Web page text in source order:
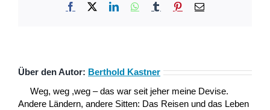
Facebook LinkedInWhatsApp
Tumblr Pinterest
E-
Über den Autor: Berthold Kastner
Weg, weg ,weg – das war seit jeher meine Devise.
Andere Ländern, andere Sitten: Das Reisen und das Leben